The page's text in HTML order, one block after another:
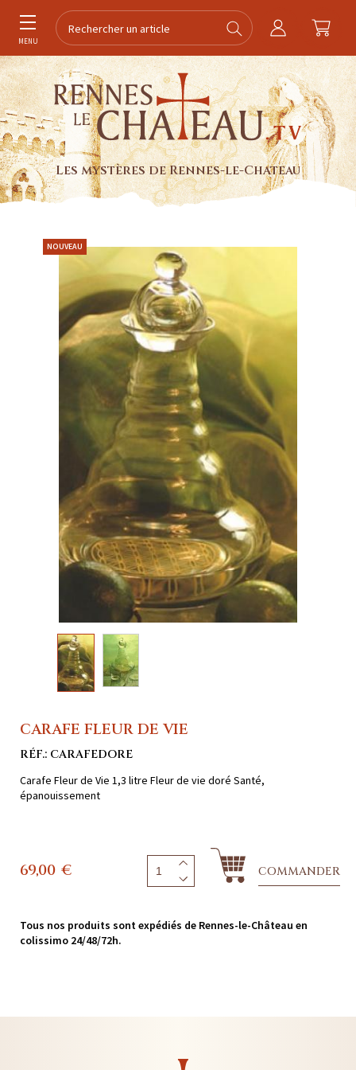
MENU
Les mystères de Rennes-le-Chateau
NOUVEAU
CARAFE FLEUR DE VIE
RÉF.: CARAFEDORE
Carafe Fleur de Vie 1,3 litre Fleur de vie doré Santé,
épanouissement
69,00 € COMMANDER
Tous nos produits sont expédiés de Rennes-le-Château en
colissimo 24/48/72h.